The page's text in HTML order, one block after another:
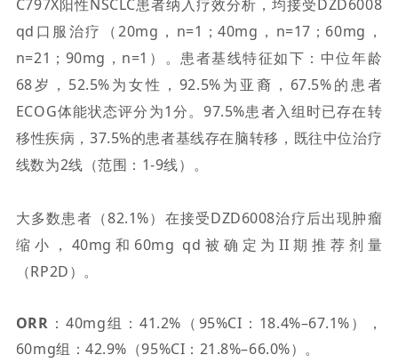
C797X阳性NSCLC患者纳入疗效分析 ，均接受DZD6008
qd口服 治疗（20mg，n=1；40mg，n=17 ；60mg，
n=21 ； 90mg，n=1 ）。 患者基线特征如下： 中位年龄
68岁 ，52.5%为女性， 92.5%为亚裔， 67.5%的患者
ECOG体能状态评分为1分。97.5%患者入组时已存在转
移性疾病，37.5%的患者基线存在脑转移 ， 既往中位治疗
线数为2线（范围：1-9线）。
大多数患者（82.1%）在接受DZD6008治疗后出现肿瘤
缩小 ， 40mg和60mg qd 被确定为II期推荐剂量
（RP2D） 。
ORR ：40mg组：41.2%（95%CI：18.4%–67.1%），
60mg组：42.9%（95%CI：21.8%–66.0%）。